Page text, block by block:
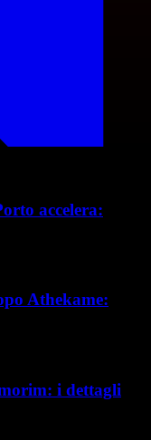
accelera:
Athekame:
i dettagli